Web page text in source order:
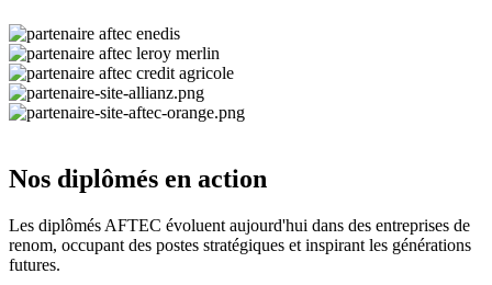
Nos diplômés en action
Les diplômés AFTEC évoluent aujourd'hui dans des entreprises de
renom, occupant des postes stratégiques et inspirant les générations
futures.